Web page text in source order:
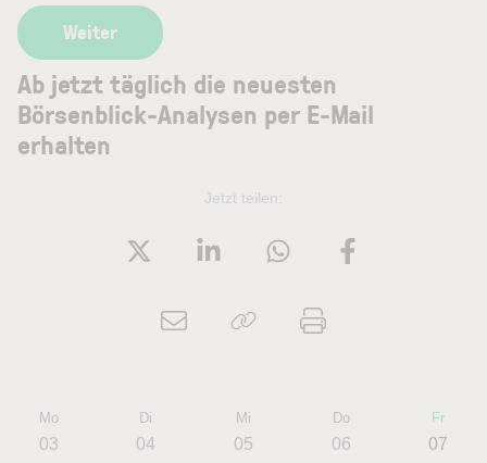
Ab jetzt täglich die neuesten
Börsenblick-Analysen per E-Mail
erhalten
Jetzt teilen:
Mo
03
Di
04
Mi
05
Do
06
Fr
07